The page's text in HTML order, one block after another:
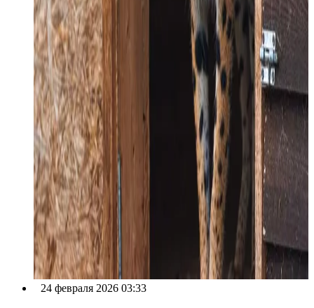
24 февраля 2026 03:33